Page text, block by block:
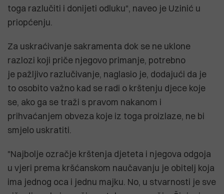
toga razlučiti i donijeti odluku", naveo je Uzinić u
priopćenju.
Za uskraćivanje sakramenta dok se ne uklone
razlozi koji priče njegovo primanje, potrebno
je pažljivo razlučivanje, naglasio je, dodajući da je
to osobito važno kad se radi o krštenju djece koje
se, ako ga se traži s pravom nakanom i
prihvaćanjem obveza koje iz toga proizlaze, ne bi
smjelo uskratiti.
"Najbolje ozračje krštenja djeteta i njegova odgoja
u vjeri prema kršćanskom naučavanju je obitelj koja
ima jednog oca i jednu majku. No, u stvarnosti je sve